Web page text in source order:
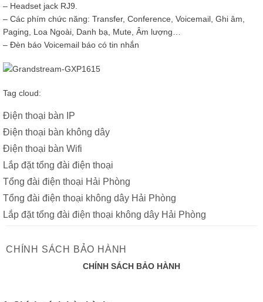
– Headset jack RJ9.
– Các phím chức năng: Transfer, Conference, Voicemail, Ghi âm,
Paging, Loa Ngoài, Danh bạ, Mute, Âm lượng…
– Đèn báo Voicemail báo có tin nhắn
Tag cloud:
Điện thoại bàn IP
Điện thoại bàn không dây
Điện thoại bàn Wifi
Lắp đặt tổng đài điện thoại
Tổng đài điện thoại Hải Phòng
Tổng đài điện thoại không dây Hải Phòng
Lắp đặt tổng đài điện thoại không dây Hải Phòng
CHÍNH SÁCH BẢO HÀNH
CHÍNH SÁCH BẢO HÀNH